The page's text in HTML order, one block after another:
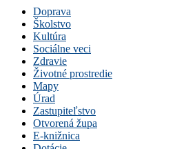
Doprava
Školstvo
Kultúra
Sociálne veci
Zdravie
Životné prostredie
Mapy
Úrad
Zastupiteľstvo
Otvorená župa
E-knižnica